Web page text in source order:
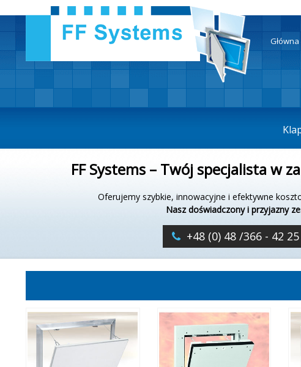
FF Systems – Twój specjalista w
Oferujemy szybkie, innowacyjne i efektywne
Nasz doświadczony i przyjazny
+48 (0) 48 /366 - 42 25